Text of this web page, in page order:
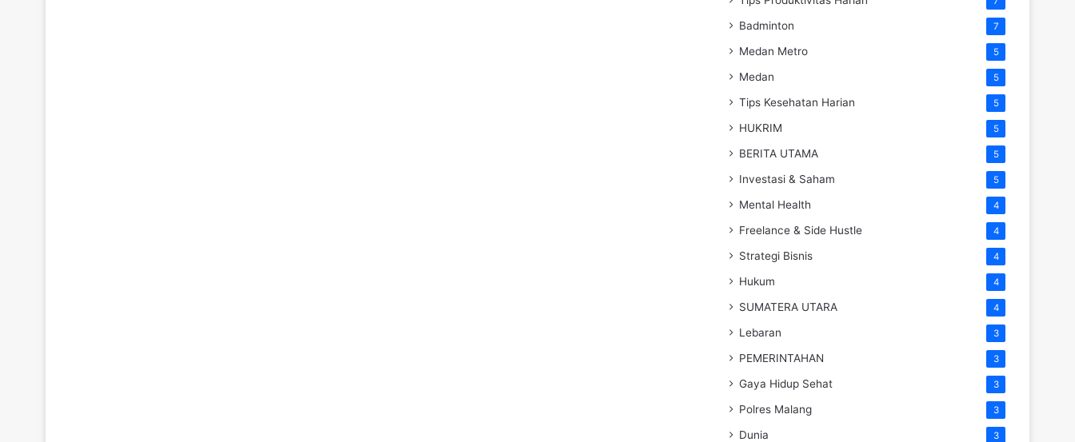
Badminton 7
Medan Metro 5
Medan 5
Tips Kesehatan Harian 5
HUKRIM 5
BERITA UTAMA 5
Investasi & Saham 5
Mental Health 4
Freelance & Side Hustle 4
Strategi Bisnis 4
Hukum 4
SUMATERA UTARA 4
Lebaran 3
PEMERINTAHAN 3
Gaya Hidup Sehat 3
Polres Malang 3
Dunia 3